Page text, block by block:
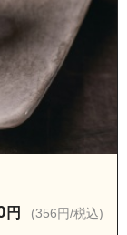
円 (356円/税込)